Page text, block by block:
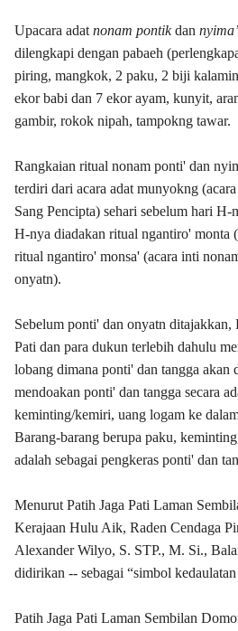
Upacara adat nonam pontikdan
dilengkapi dengan pabaeh
piring, mangkok, 2 paku, 2 biji
ekor babi dan 7 ekor ayam, kunyit,
gambir, rokok nipah, tampokng tawar.
Rangkaian ritual nonam ponti' dan
terdiri dari acara adat munyokng
Sang Pencipta) sehari sebelum hari H-
H-nya diadakan ritual ngantiro' monta
ritual ngantiro' monsa' (acara inti
onyatn).
Sebelum ponti' dan onyatn
Pati dan para dukun terlebih dahulu
lobang dimana ponti' dan tangga akan
mendoakan ponti' dan tangga secara
keminting/kemiri, uang logam ke
Barang-barang berupa paku,
adalah sebagai pengkeras ponti' dan
Menurut Patih Jaga Pati Laman
Kerajaan Hulu Aik, Raden Cendaga
Alexander Wilyo, S. STP., M. Si.,
didirikan -- sebagai “simbol
Patih Jaga Pati Laman Sembilan